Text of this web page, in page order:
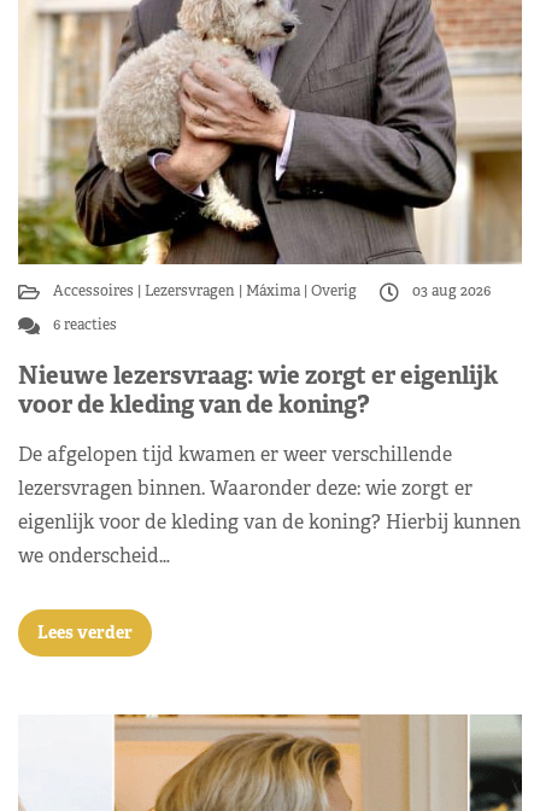
Accessoires Lezersvragen Máxima Overig
03 aug 2026
6 reacties
Nieuwe lezersvraag: wie zorgt er eigenlijk
voor de kleding van de koning?
De afgelopen tijd kwamen er weer verschillende
lezersvragen binnen. Waaronder deze: wie zorgt er
eigenlijk voor de kleding van de koning? Hierbij kunnen
we onderscheid…
Lees verder